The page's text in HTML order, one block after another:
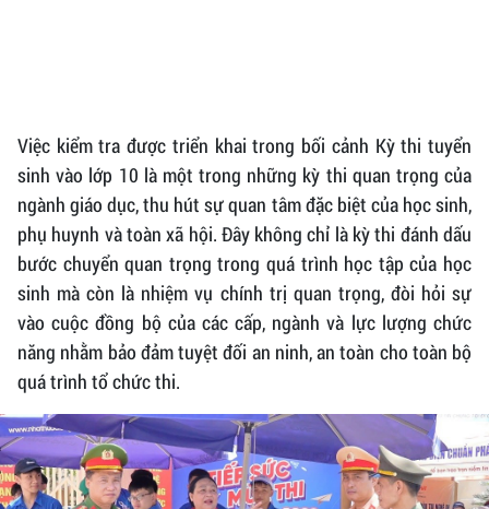
Việc kiểm tra được triển khai trong bối cảnh Kỳ thi tuyển
sinh vào lớp 10 là một trong những kỳ thi quan trọng của
ngành giáo dục, thu hút sự quan tâm đặc biệt của học sinh,
phụ huynh và toàn xã hội. Đây không chỉ là kỳ thi đánh dấu
bước chuyển quan trọng trong quá trình học tập của học
sinh mà còn là nhiệm vụ chính trị quan trọng, đòi hỏi sự
vào cuộc đồng bộ của các cấp, ngành và lực lượng chức
năng nhằm bảo đảm tuyệt đối an ninh, an toàn cho toàn bộ
quá trình tổ chức thi.